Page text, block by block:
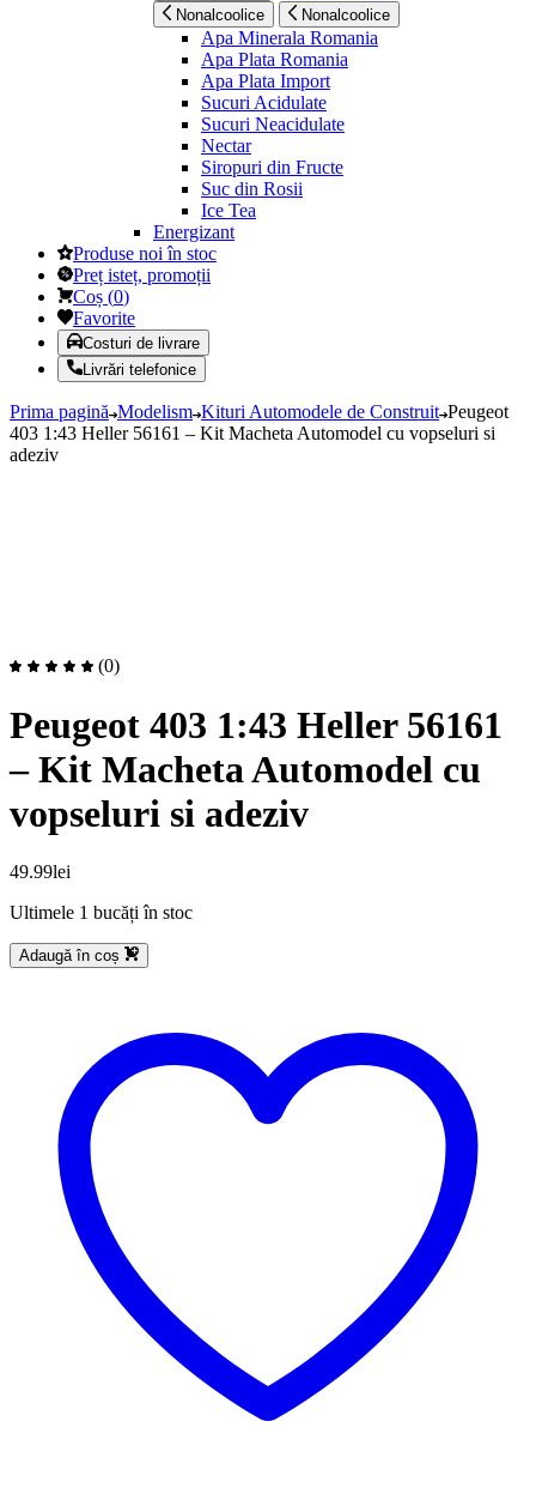
Nonalcoolice Nonalcoolice
Apa Minerala Romania
Apa Plata Romania
Apa Plata Import
Sucuri Acidulate
Sucuri Neacidulate
Nectar
Siropuri din Fructe
Suc din Rosii
Ice Tea
Energizant
Produse noi în stoc
Preț isteț, promoții
Coș (0)
Favorite
Costuri de livrare
Livrări telefonice
Prima pagină Modelism Kituri Automodele de Construit Peugeot
403 1:43 Heller 56161 – Kit Macheta Automodel cu vopseluri si
adeziv
(0)
Peugeot 403 1:43 Heller 56161
– Kit Macheta Automodel cu
vopseluri si adeziv
49.99lei
Ultimele 1 bucăți în stoc
Adaugă în coș